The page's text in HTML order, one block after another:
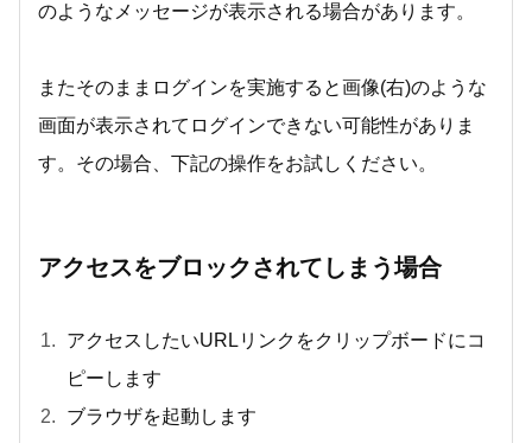
のようなメッセージが表示される場合があります。
またそのままログインを実施すると画像(右)のような
画面が表示されてログインできない可能性がありま
す。その場合、下記の操作をお試しください。
アクセスをブロックされてしまう場合
アクセスしたいURLリンクをクリップボードにコ
ピーします
ブラウザを起動します